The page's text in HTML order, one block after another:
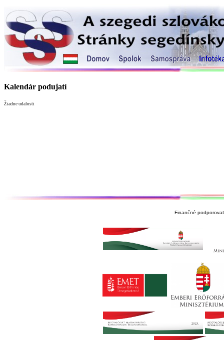
Kalendár podujatí
Žiadne udalosti
Finančné